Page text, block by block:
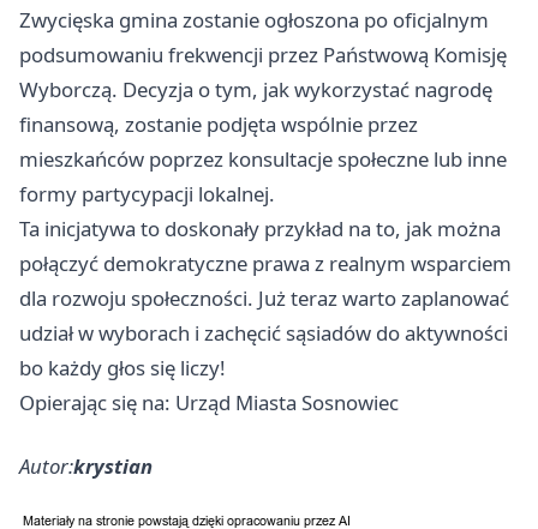
Zwycięska gmina zostanie ogłoszona po oficjalnym
podsumowaniu frekwencji przez Państwową Komisję
Wyborczą. Decyzja o tym, jak wykorzystać nagrodę
finansową, zostanie podjęta wspólnie przez
mieszkańców poprzez konsultacje społeczne lub inne
formy partycypacji lokalnej.
Ta inicjatywa to doskonały przykład na to, jak można
połączyć demokratyczne prawa z realnym wsparciem
dla rozwoju społeczności. Już teraz warto zaplanować
udział w wyborach i zachęcić sąsiadów do aktywności
bo każdy głos się liczy!
Opierając się na: Urząd Miasta Sosnowiec
Autor:krystian